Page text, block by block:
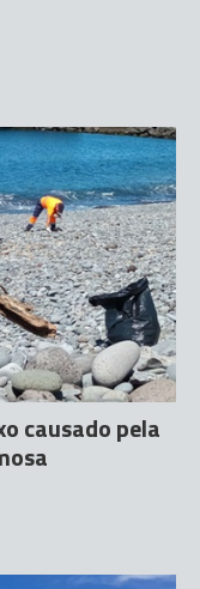
causado pela